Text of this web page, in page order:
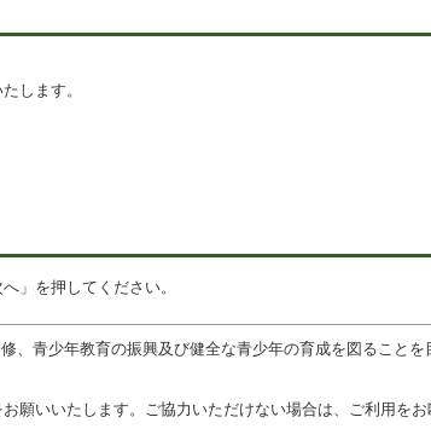
します。
」を押してください。
、青少年教育の振興及び健全な青少年の育成を図ることを
願いいたします。ご協力いただけない場合は、ご利用をお